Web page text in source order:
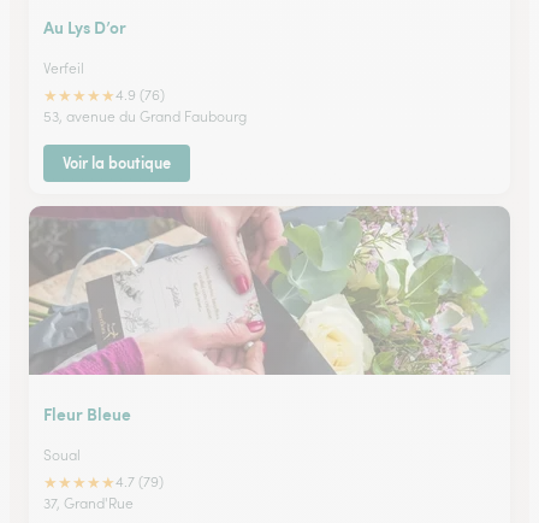
Au Lys D’or
Verfeil
★★★★★4.9 (76)
53, avenue du Grand Faubourg
Voir la boutique
Fleur Bleue
Soual
★★★★★4.7 (79)
37, Grand'Rue